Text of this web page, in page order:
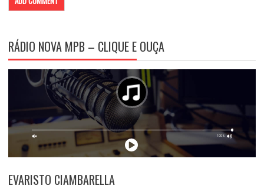
RÁDIO NOVA MPB – CLIQUE E OUÇA
EVARISTO CIAMBARELLA